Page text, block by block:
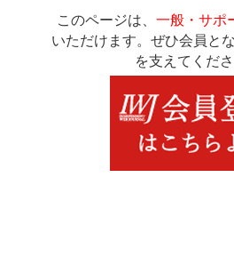
このページは、 一般・サポ
いただけます。ぜひ会員と
を支えてくださ